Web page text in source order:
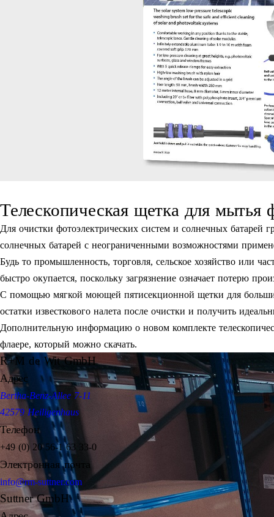
Телескопическая щетка для мытья
Для очистки фотоэлектрических систем и солнечных батарей
солнечных батарей с неограниченными возможностями
Будь то промышленность, торговля, сельское хозяйство или
быстро окупается, поскольку загрязнение означает потерю
С помощью мягкой моющей пятисекционной щетки для
остатки известкового налета после очистки и получить
Дополнительную информацию о новом комплекте
флаере, который можно скачать.
R+M de Wit GmbH
Адрес
Bertha-Benz-Allee 7-11
42579 Heiligenhaus
Телефон
+49 (0) 20 56-1 63 33-0
Электронная почта
info@rm-suttner.com
Suttner GmbH